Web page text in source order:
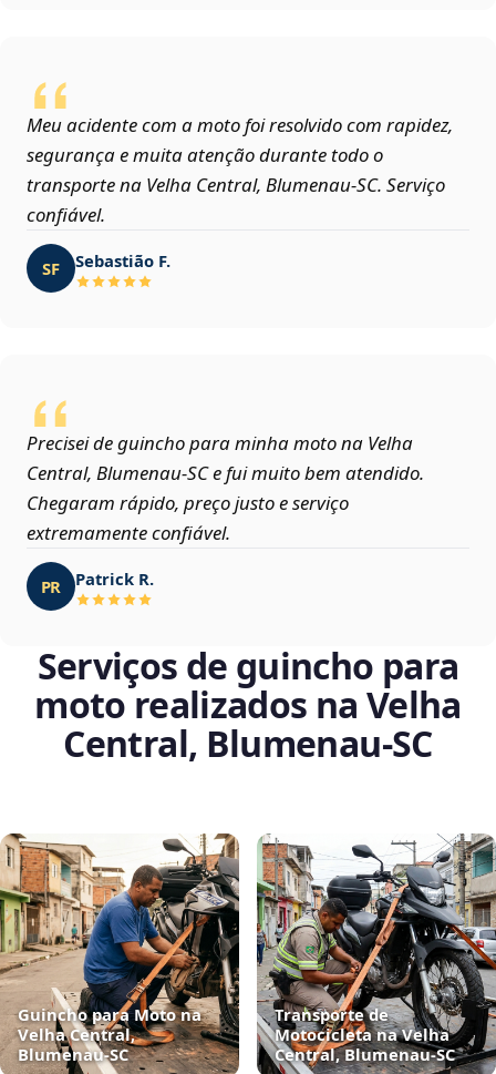
Meu acidente com a moto foi resolvido com rapidez,
segurança e muita atenção durante todo o
transporte na Velha Central, Blumenau‑SC. Serviço
confiável.
SF Sebastião F.
Precisei de guincho para minha moto na Velha
Central, Blumenau‑SC e fui muito bem atendido.
Chegaram rápido, preço justo e serviço
extremamente confiável.
PR Patrick R.
Serviços de guincho para
moto realizados na Velha
Central, Blumenau‑SC
Guincho para Moto na
Velha Central,
Blumenau‑SC
Transporte de
Motocicleta na Velha
Central, Blumenau‑SC